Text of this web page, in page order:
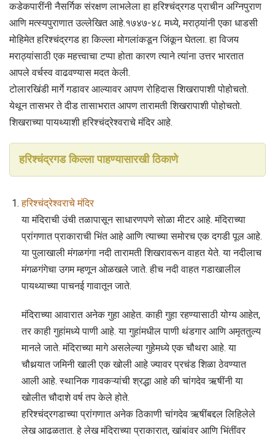
कडेकपारींनी नैसर्गिक संरक्षण लाभलेला हा हरिश्चंद्रगड प्राचीन अग्निपुराण
आणि मत्स्यपुराणात उल्लेखित आहे.१७४७-४८ मध्ये, मराठ्यांनी एका धाडसी
मोहिमेत हरिश्चंद्रगड हा किल्ला मोगलांकडून जिंकून घेतला. हा विजय
मराठ्यांसाठी एक महत्त्वाचा टप्पा होता कारण त्याने त्यांना उत्तर भारतात
आपले वर्चस्व वाढवण्यास मदत केली.
टोलारखिंडी मार्गे गडावर आल्यावर आपण रोहिदास शिखरापाशी पोहोचतो.
येथून तासभर ते दीड तासाभरात आपण तारामती शिखरापाशी पोहोचतो.
शिखराच्या पायथ्याशी हरिश्चंद्रेश्वराचे मंदिर आहे.
हरिश्चंद्रगड किल्ला पाहण्यासारखी ठिकाणे
हरिश्चंद्रेश्वराचे मंदिर
या मंदिराची उंची तळापासून साधारणपणे सोळा मीटर आहे. मंदिराच्या
प्रांगणात प्राकाराची भिंत आहे आणि त्याच्या समोरच एक दगडी पूल आहे.
या पुलाखाली मंगळगंगा नदी तारामती शिखरावरून वाहत येते. या नदीलाच
मंगळगंगेचा उगम म्हणून ओळखले जाते. हीच नदी वाहत गडाखालील
पायथ्याच्या पाचनई गावातून जाते.
मंदिराच्या आवारात अनेक गुहा आहेत. काही गुहा रहण्यासाठी योग्य आहेत,
तर काही गुहांमध्ये पाणी आहे. या गुहांमधील पाणी थंडगार आणि अमृततुल्य
मानले जाते. मंदिराच्या मागे असलेल्या गुहेमध्ये एक चौथरा आहे. या
चौथर्‍यात जमिनी खाली एक खोली आहे ज्यावर प्रचंड शिळा ठेवण्यात
आली आहे. स्थानिक गावकऱ्यांची श्रद्धा आहे की चांगदेव ऋषींनी या
खोलीत चौदाशे वर्ष तप केले होते.
हरिश्चंद्रगडाच्या प्रांगणात अनेक ठिकाणी चांगदेव ऋषींबद्दल लिहिलेले
लेख आढळतात. हे लेख मंदिराच्या प्राकारात, खांबांवर आणि भिंतींवर